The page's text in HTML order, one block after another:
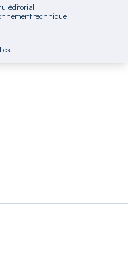
éditorial
technique